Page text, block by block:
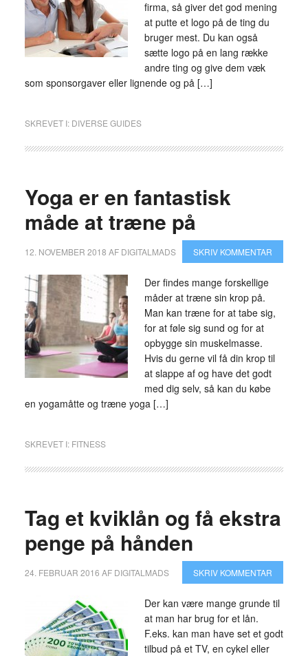
firma, så giver det god mening
at putte et logo på de ting du
bruger mest. Du kan også
sætte logo på en lang række
andre ting og give dem væk
som sponsorgaver eller lignende og på […]
SKREVET I: DIVERSE GUIDES
Yoga er en fantastisk
måde at træne på
12. NOVEMBER 2018 AF DIGITALMADS SKRIV KOMMENTAR
Der findes mange forskellige
måder at træne sin krop på.
Man kan træne for at tabe sig,
for at føle sig sund og for at
opbygge sin muskelmasse.
Hvis du gerne vil få din krop til
at slappe af og have det godt
med dig selv, så kan du købe
en yogamåtte og træne yoga […]
SKREVET I: FITNESS
Tag et kviklån og få ekstra
penge på hånden
24. FEBRUAR 2016 AF DIGITALMADS SKRIV KOMMENTAR
Der kan være mange grunde til
at man har brug for et lån.
F.eks. kan man have set et godt
tilbud på et TV, en cykel eller